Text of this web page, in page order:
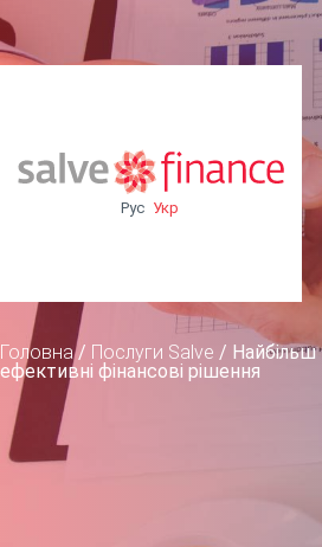
Рус Укр
Головна/ Послуги Salve / Найбільш
ефективні фінансові рішення